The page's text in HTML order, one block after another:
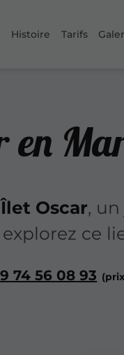
Histoire Tarifs
en
Oscar,
ce
74 56 08 93